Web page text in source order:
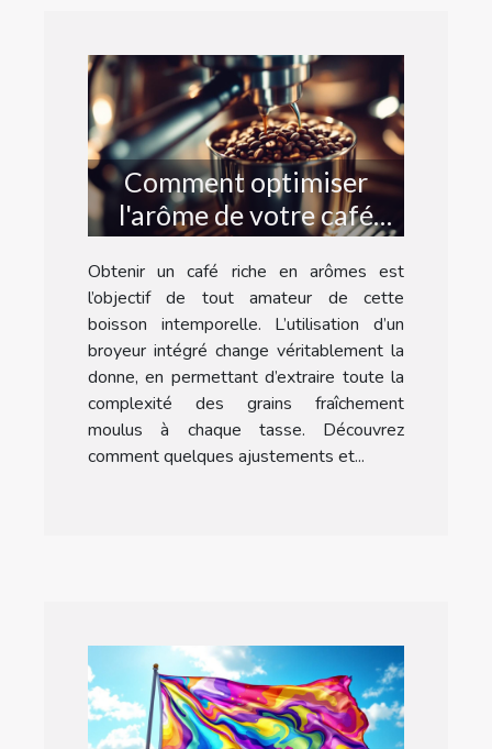
Comment optimiser
l'arôme de votre café
avec un broyeur intégré
?
Obtenir un café riche en arômes est
l’objectif de tout amateur de cette
boisson intemporelle. L’utilisation d’un
broyeur intégré change véritablement la
donne, en permettant d’extraire toute la
complexité des grains fraîchement
moulus à chaque tasse. Découvrez
comment quelques ajustements et...